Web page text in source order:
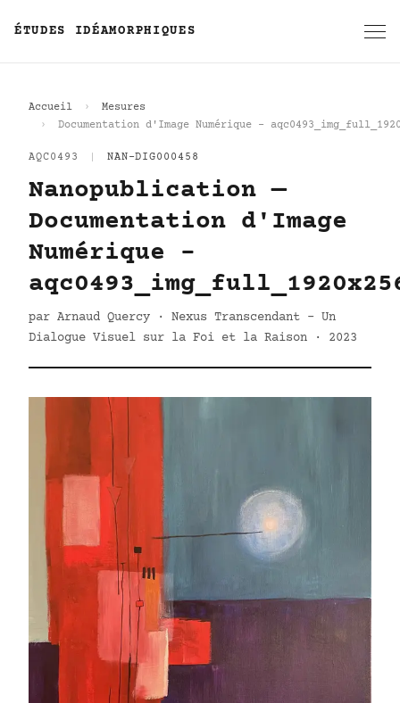
ÉTUDES IDÉAMORPHIQUES
Accueil
Mesures
Documentation d'Image Numérique -
AQC0493 NAN-DIG000458
Nanopublication —
Documentation d'Image
Numérique -
par Arnaud Quercy · Nexus Transcendant - Un
Dialogue Visuel sur la Foi et la Raison · 2023